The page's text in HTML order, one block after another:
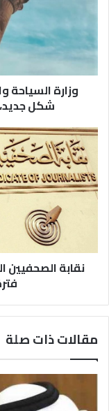
وزارة السياحة
شكل جديد،
نقابة الصحفيين
مقالات ذات صلة